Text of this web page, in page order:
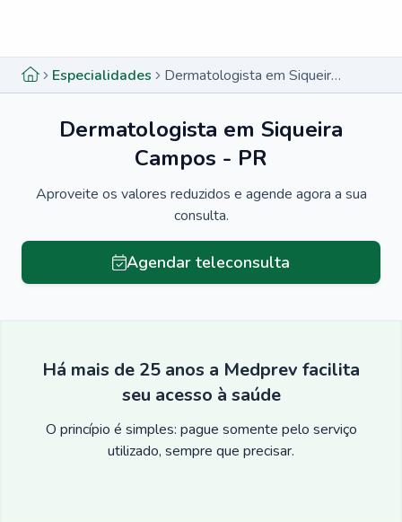
Especialidades Dermatologista em Siqueira Campos - PR
Dermatologista em Siqueira
Campos - PR
Aproveite os valores reduzidos e agende agora a sua
consulta.
Agendar teleconsulta
Há mais de 25 anos a Medprev facilita
seu acesso à saúde
O princípio é simples: pague somente pelo serviço
utilizado, sempre que precisar.